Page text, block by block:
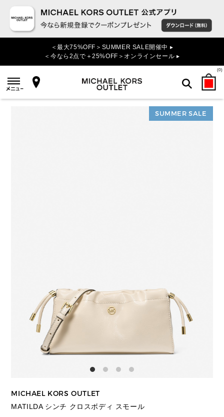
＜最大75%OFF＞SUMMER SALE開催中 ▸
＜今なら2点で＋25%OFF＞オンラインセール ▸
(0)
検索
SUMMER SALE
MICHAEL KORS OUTLET
MATILDA シンチ クロスボディ スモール